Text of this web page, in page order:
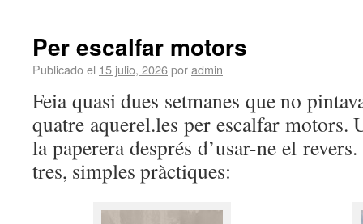
Per escalfar motors
Publicado el 15 julio, 2026poradmin
Feia quasi dues setmanes que no
quatre aquerel.les per escalfar motors.
la paperera després d’usar-ne el
tres, simples pràctiques: